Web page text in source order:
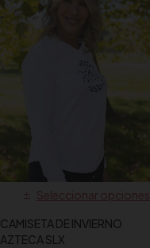
Seleccionar opciones
CAMISETA DE INVIERNO
AZTECA SLX